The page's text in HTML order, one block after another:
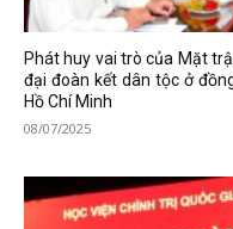
Phát huy vai trò của Mặt
đại đoàn kết dân tộc ở
Hồ Chí Minh
08/07/2025